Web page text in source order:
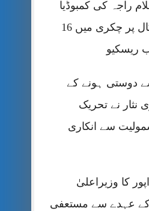
راجہ کی کمبوڈیا
سے ہنگامی کال پر چکری میں 16
ریسکیو
دوستی ہونے کے
نثار نے تحریک
سے انکاری
کا وزیراعلیٰ
کے عہدے سے مستعفی